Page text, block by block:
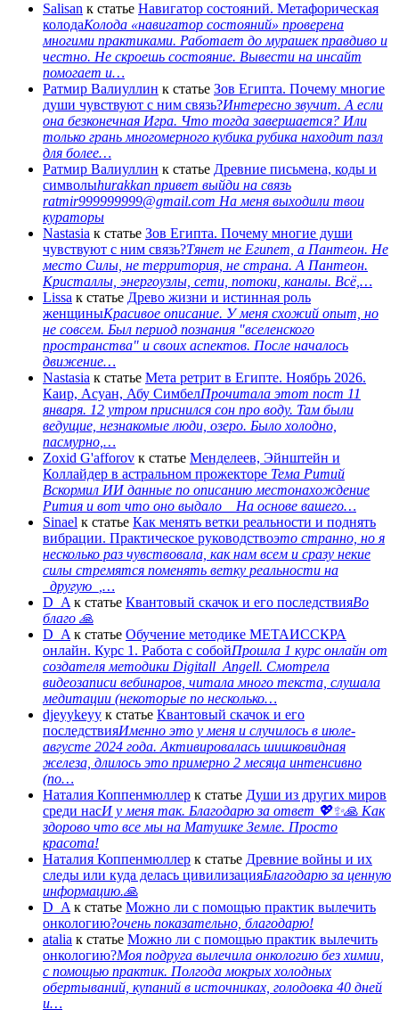
Salisan к статье Навигатор состояний. Метафорическая
колодаКолода «навигатор состояний» проверена
многими практиками. Работает до мурашек правдиво и
честно. Не скроешь состояние. Вывести на инсайт
помогает и…
Ратмир Валиуллин к статье Зов Египта. Почему многие
души чувствуют с ним связь?Интересно звучит. А если
она безконечная Игра. Что тогда завершается? Или
только грань многомерного кубика рубика находит пазл
для более…
Ратмир Валиуллин к статье Древние письмена, коды и
символыhurakkan привет выйди на связь
ratmir999999999@gmail.com На меня выходили твои
кураторы
Nastasia к статье Зов Египта. Почему многие души
чувствуют с ним связь?Тянет не Египет, а Пантеон. Не
место Силы, не территория, не страна. А Пантеон.
Кристаллы, энергоузлы, сети, потоки, каналы. Всё,…
Lissa к статье Древо жизни и истинная роль
женщиныКрасивое описание. У меня схожий опыт, но
не совсем. Был период познания "вселенского
пространства" и своих аспектов. После началось
движение…
Nastasia к статье Мета ретрит в Египте. Ноябрь 2026.
Каир, Асуан, Абу СимбелПрочитала этот пост 11
января. 12 утром приснился сон про воду. Там были
ведущие, незнакомые люди, озеро. Было холодно,
пасмурно,…
Zoxid G'afforov к статье Менделеев, Эйнштейн и
Коллайдер в астральном прожекторе Тема Ритий
Вскормил ИИ данные по описанию местонахождение
Рития и вот что оно выдало На основе вашего…
Sinael к статье Как менять ветки реальности и поднять
вибрации. Практическое руководствоэто странно, но я
несколько раз чувствовала, как нам всем и сразу некие
силы стремятся поменять ветку реальности на
_другую_,…
D_A к статье Квантовый скачок и его последствияВо
благо 🙏
D_A к статье Обучение методике МЕТАИССКРА
онлайн. Курс 1. Работа с собойПрошла 1 курс онлайн от
создателя методики Digitall_Angell. Смотрела
видеозаписи вебинаров, читала много текста, слушала
медитации (некоторые по несколько…
djeyykeyy к статье Квантовый скачок и его
последствияИменно это у меня и случилось в июле-
августе 2024 года. Активировалась шишковидная
железа, длилось это примерно 2 месяца интенсивно
(по…
Наталия Коппенмюллер к статье Души из других миров
среди насИ у меня так. Благодарю за ответ 💖✨️🙏 Как
здорово что все мы на Матушке Земле. Просто
красота!
Наталия Коппенмюллер к статье Древние войны и их
следы или куда делась цивилизацияБлагодарю за ценную
информацию.🙏
D_A к статье Можно ли с помощью практик вылечить
онкологию?очень показательно, благодарю!
atalia к статье Можно ли с помощью практик вылечить
онкологию?Моя подруга вылечила онкологию без химии,
с помощью практик. Полгода мокрых холодных
обертываний, купаний в источниках, голодовка 40 дней
и…